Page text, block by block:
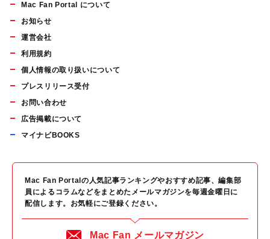
Mac Fan Portal について
お知らせ
運営会社
利用規約
個人情報の取り扱いについて
プレスリリース受付
お問い合わせ
広告掲載について
マイナビBOOKS
Mac Fan Portalの人気記事ランキングやおすすめ記事、編集部
員によるコラムなどをまとめたメールマガジンを毎週金曜日に
配信します。お気軽にご登録ください。
Mac Fan メールマガジン